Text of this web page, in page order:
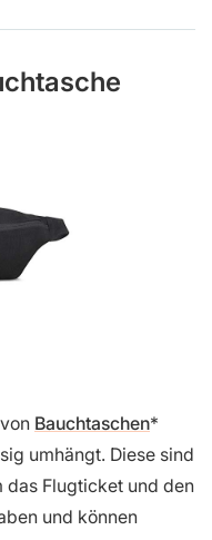
Bauchtaschen
umhängt. Diese sind
das Flugticket und den
und können